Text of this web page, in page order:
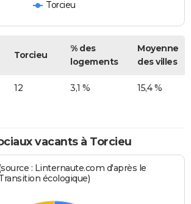
Torcieu
Torcieu
% des
logements
Moyenne
des villes
12 3,1 % 15,4 %
vacants à Torcieu
: Linternaute.com d'après le
écologique)